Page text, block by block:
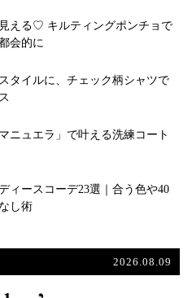
える♡ キルティングポンチョで
会的に
タイルに、チェック柄シャツで
ニュエラ」で叶える洗練コート
ィースコーデ23選｜合う色や40
し術
2026.08.09